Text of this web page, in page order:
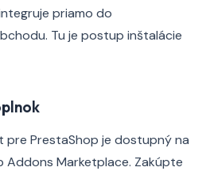
priamo do
Tu je postup inštalácie
pre PrestaShop je dostupný na
Addons Marketplace. Zakúpte